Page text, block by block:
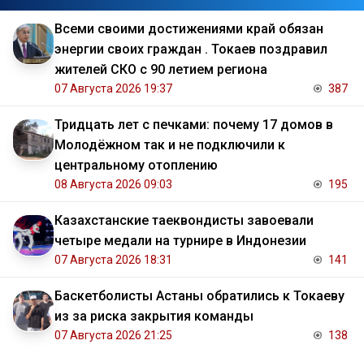
Всеми своими достижениями край обязан
энергии своих граждан . Токаев поздравил
жителей СКО с 90 летием региона
07 Августа 2026 19:37 387
Тридцать лет с печками: почему 17 домов в
Молодёжном так и не подключили к
центральному отоплению
08 Августа 2026 09:03 195
Казахстанские таеквондисты завоевали
четыре медали на турнире в Индонезии
07 Августа 2026 18:31 141
Баскетболисты Астаны обратились к Токаеву
из за риска закрытия команды
07 Августа 2026 21:25 138